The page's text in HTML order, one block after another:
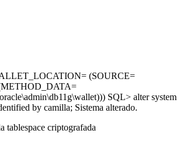
(SOURCE=
SQL> alter system
by camilla; Sistema alterado.
tablespace criptografada